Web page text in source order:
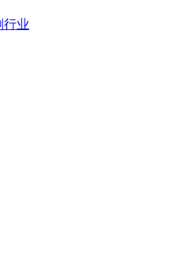
行业